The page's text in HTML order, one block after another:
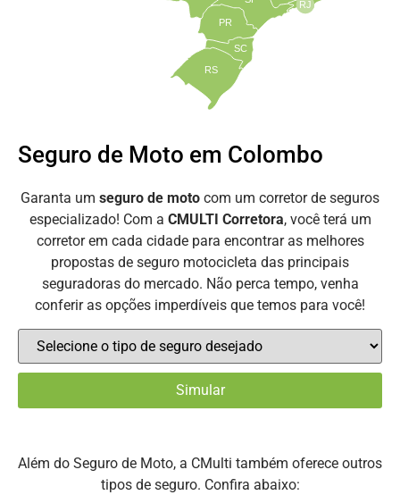
PR
SC
RS
RJ
Seguro de Moto em Colombo
Garanta um seguro de moto com um corretor de seguros
especializado! Com a CMULTI Corretora, você terá um
corretor em cada cidade para encontrar as melhores
propostas de seguro motocicleta das principais
seguradoras do mercado. Não perca tempo, venha
conferir as opções imperdíveis que temos para você!
Além do Seguro de Moto, a CMulti também oferece outros
tipos de seguro. Confira abaixo: